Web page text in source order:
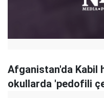
Afganistan'da Kabil
okullarda 'pedofili